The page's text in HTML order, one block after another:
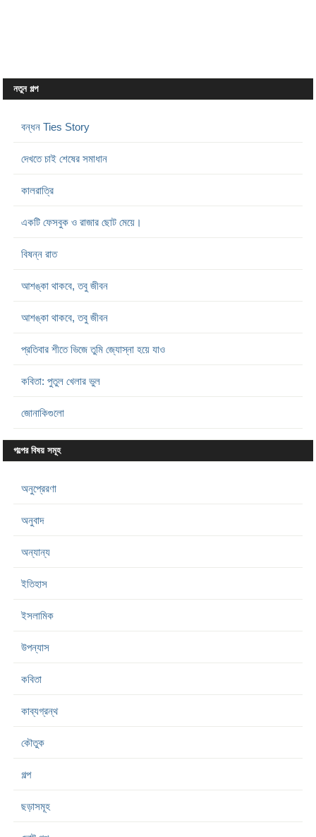
নতুন গল্প
বন্ধন Ties Story
দেখতে চাই শেষের সমাধান
কালরাত্রি
একটি ফেসবুক ও রাজার ছোট মেয়ে।
বিষন্ন রাত
আশঙ্কা থাকবে, তবু জীবন
আশঙ্কা থাকবে, তবু জীবন
প্রতিবার শীতে ভিজে তুমি জ্যোস্না হয়ে যাও
কবিতা: পুতুল খেলার ভুল
জোনাকিগুলো
গল্পের বিষয় সমূহ
অনুপ্রেরণা
অনুবাদ
অন্যান্য
ইতিহাস
ইসলামিক
উপন্যাস
কবিতা
কাব্যগ্রন্থ
কৌতুক
গল্প
ছড়াসমূহ